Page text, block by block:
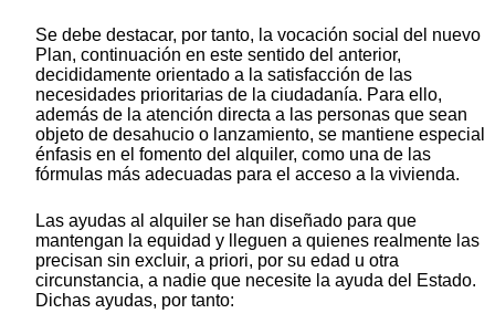
Se debe destacar, por tanto, la vocación social del nuevo
Plan, continuación en este sentido del anterior,
decididamente orientado a la satisfacción de las
necesidades prioritarias de la ciudadanía. Para ello,
además de la atención directa a las personas que sean
objeto de desahucio o lanzamiento, se mantiene especial
énfasis en el fomento del alquiler, como una de las
fórmulas más adecuadas para el acceso a la vivienda.
Las ayudas al alquiler se han diseñado para que
mantengan la equidad y lleguen a quienes realmente las
precisan sin excluir, a priori, por su edad u otra
circunstancia, a nadie que necesite la ayuda del Estado.
Dichas ayudas, por tanto: